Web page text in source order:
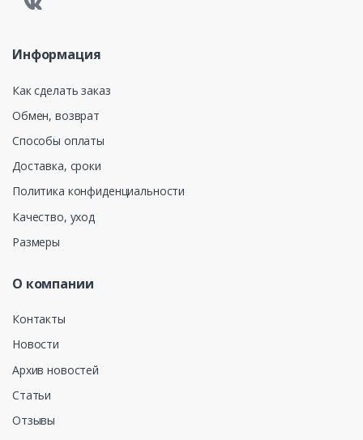
Информация
Как сделать заказ
Обмен, возврат
Способы оплаты
Доставка, сроки
Политика конфиденциальности
Качество, уход
Размеры
О компании
Контакты
Новости
Архив новостей
Статьи
Отзывы